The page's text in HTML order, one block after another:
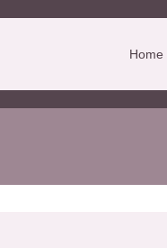
Home